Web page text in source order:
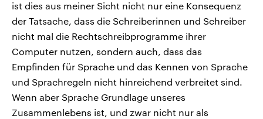
ist dies aus meiner Sicht nicht nur eine Konsequenz
der Tatsache, dass die Schreiberinnen und Schreiber
nicht mal die Rechtschreibprogramme ihrer
Computer nutzen, sondern auch, dass das
Empfinden für Sprache und das Kennen von Sprache
und Sprachregeln nicht hinreichend verbreitet sind.
Wenn aber Sprache Grundlage unseres
Zusammenlebens ist, und zwar nicht nur als